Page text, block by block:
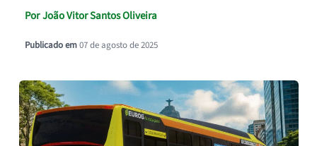
PorJoão Vitor Santos Oliveira
Publicado em07 de agosto de 2025